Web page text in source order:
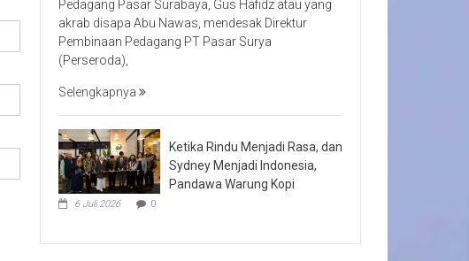
Pedagang Pasar Surabaya, Gus Hafidz atau yang
akrab disapa Abu Nawas, mendesak Direktur
Pembinaan Pedagang PT Pasar Surya
(Perseroda),
Selengkapnya
Ketika Rindu Menjadi Rasa, dan
Sydney Menjadi Indonesia,
Pandawa Warung Kopi
6 Juli 2026 0